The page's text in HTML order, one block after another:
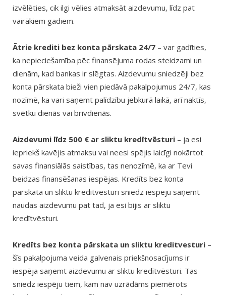
izvēlēties, cik ilgi vēlies atmaksāt aizdevumu, līdz pat
vairākiem gadiem.
Ātrie krediti bez konta pārskata 24/7 – var gadīties,
ka nepieciešamība pēc finansējuma rodas steidzami un
dienām, kad bankas ir slēgtas. Aizdevumu sniedzēji bez
konta pārskata bieži vien piedāvā pakalpojumus 24/7, kas
nozīmē, ka vari saņemt palīdzību jebkurā laikā, arī naktīs,
svētku dienās vai brīvdienās.
Aizdevumi līdz 500 € ar sliktu kredītvēsturi – ja esi
iepriekš kavējis atmaksu vai neesi spējis laicīgi nokārtot
savas finansiālās saistības, tas nenozīmē, ka ar Tevi
beidzas finansēšanas iespējas. Kredīts bez konta
pārskata un sliktu kredītvēsturi sniedz iespēju saņemt
naudas aizdevumu pat tad, ja esi bijis ar sliktu
kredītvēsturi.
Kredīts bez konta pārskata un sliktu kreditvesturi –
šīs pakalpojuma veida galvenais priekšnosacījums ir
iespēja saņemt aizdevumu ar sliktu kredītvēsturi. Tas
sniedz iespēju tiem, kam nav uzrādāms piemērots